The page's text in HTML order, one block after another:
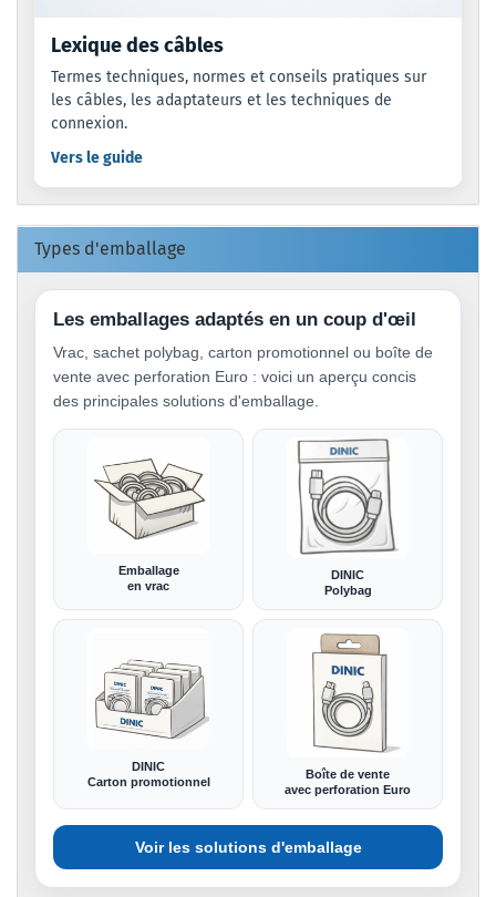
Lexique des câbles
Termes techniques, normes et conseils pratiques sur
les câbles, les adaptateurs et les techniques de
connexion.
Vers le guide
Types d'emballage
Les emballages adaptés en un coup d'œil
Vrac, sachet polybag, carton promotionnel ou boîte de
vente avec perforation Euro : voici un aperçu concis
des principales solutions d'emballage.
Emballage
en vrac
DINIC
Polybag
DINIC
Carton promotionnel
Boîte de vente
avec perforation Euro
Voir les solutions d'emballage